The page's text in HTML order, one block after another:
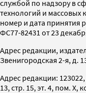
службой по надзору в
технологий и
номер и дата принятия
ФС77-82431 от 23
Адрес редакции,
Звенигородская 2-я, д.
Адрес редакции:
13, стр. 15, эт. 4, пом. X,